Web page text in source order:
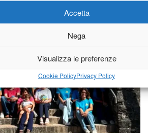
Accetta
Nega
Visualizza le preferenze
Cookie PolicyPrivacy Policy